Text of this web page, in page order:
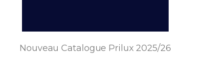
Nouveau Catalogue Prilux 2025/26